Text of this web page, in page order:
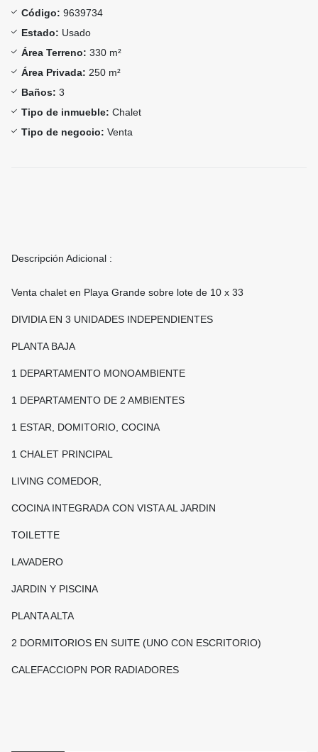
Código: 9639734
Estado: Usado
Área Terreno: 330 m²
Área Privada: 250 m²
Baños: 3
Tipo de inmueble: Chalet
Tipo de negocio: Venta
Descripción Adicional :
Venta chalet en Playa Grande sobre lote de 10 x 33
DIVIDIA EN 3 UNIDADES INDEPENDIENTES
PLANTA BAJA
1 DEPARTAMENTO MONOAMBIENTE
1 DEPARTAMENTO DE 2 AMBIENTES
1 ESTAR, DOMITORIO, COCINA
1 CHALET PRINCIPAL
LIVING COMEDOR,
COCINA INTEGRADA CON VISTA AL JARDIN
TOILETTE
LAVADERO
JARDIN Y PISCINA
PLANTA ALTA
2 DORMITORIOS EN SUITE (UNO CON ESCRITORIO)
CALEFACCIOPN POR RADIADORES